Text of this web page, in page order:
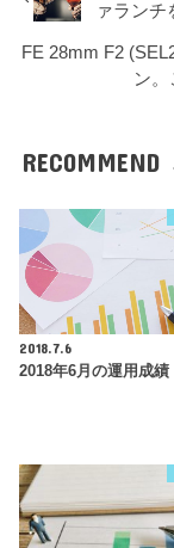
ァランチ
FE 28mm F2
ン。
RECOMMEND
2018.7.6
2018年6月の運用成績